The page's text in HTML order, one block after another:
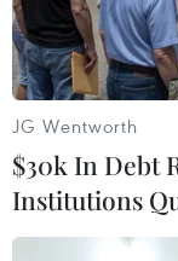
trong năm
hồi.
Malaysia
Nhận định
xe hơi bán ra
JG Wentworth
$30k In Debt
Institutions